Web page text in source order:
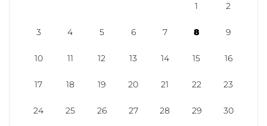
1 2
3 4 5 6 7 8 9
10 11 12 13 14 15 16
17 18 19 20 21 22 23
24 25 26 27 28 29 30